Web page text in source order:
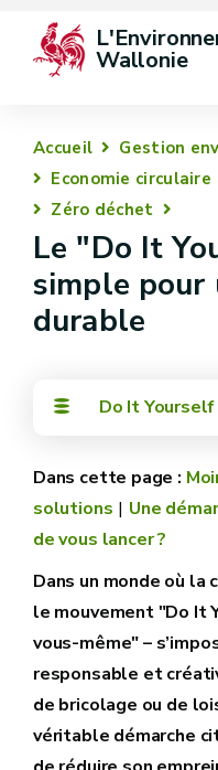
Wallonie
Accueil Gestion
Economie circulaire
Zéro déchet
Le "Do It
simple pour
durable
Do It Yourself
solutions
Une
de vous lancer ?
Dans un monde où la
le mouvement "Do It
vous-même" –
responsable et
de bricolage ou de
véritable démarche